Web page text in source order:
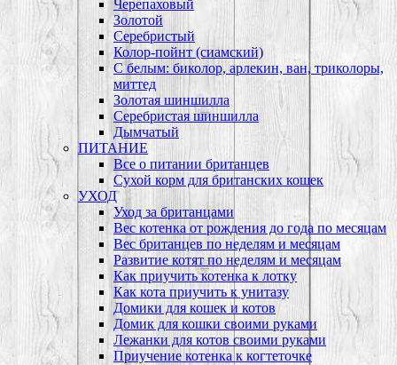
Черепаховый
Золотой
Серебристый
Колор-пойнт (сиамский)
С белым: биколор, арлекин, ван, триколоры,
миттед
Золотая шиншилла
Серебристая шиншилла
Дымчатый
ПИТАНИЕ
Все о питании британцев
Сухой корм для британских кошек
УХОД
Уход за британцами
Вес котенка от рождения до года по месяцам
Вес британцев по неделям и месяцам
Развитие котят по неделям и месяцам
Как приучить котенка к лотку
Как кота приучить к унитазу
Домики для кошек и котов
Домик для кошки своими руками
Лежанки для котов своими руками
Приучение котенка к когтеточке